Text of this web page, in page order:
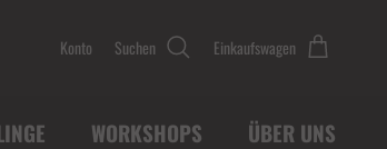
Konto Suchen Einkaufswagen
WORKSHOPS ÜBER UNS